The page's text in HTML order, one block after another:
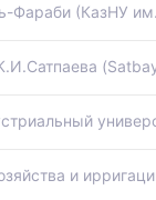
Фараби (КазНУ
и